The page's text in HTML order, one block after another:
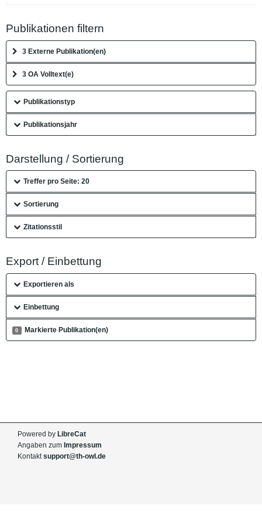
Publikationen filtern
3 Externe Publikation(en)
3 OA Volltext(e)
Publikationstyp
Publikationsjahr
Darstellung / Sortierung
Treffer pro Seite: 20
Sortierung
Zitationsstil
Export / Einbettung
Exportieren als
Einbettung
0 Markierte Publikation(en)
Powered by LibreCat
Angaben zum Impressum
Kontaktsupport@th-owl.de